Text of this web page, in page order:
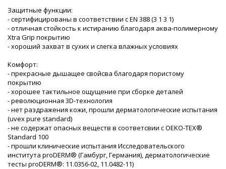
Защитные функции:
- сертифицированы в соответствии с EN 388 (3 1 3 1)
- отличная стойкость к истиранию благодаря аква-полимерному
Xtra Grip покрытию
- хороший захват в сухих и слегка влажных условиях
Комфорт:
- прекрасные дышащее свойсва благодаря пористому
покрытию
- хорошее тактильное ощущение при сборке деталей
- революционная 3D-технология
- нет раздражения кожи, прошли дерматологические испытания
(uvex pure standard)
- не содержат опасных веществ в соответсвии с OEKO-TEX®
Standard 100
- прошли клинические испытания Исследовательского
института proDERM® (Гамбург, Германия), дерматологические
тесты proDERM®: 11.0356-02, 11.0482-11)